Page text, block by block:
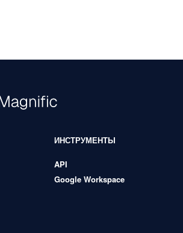
ИНСТРУМЕНТЫ
API
Google Workspace